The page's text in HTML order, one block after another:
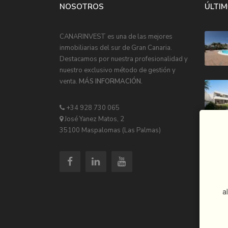
NOSOTROS
CANARINVEST es una de las mejores
inmobiliarias del sur de Gran Canaria.
Destacamos por nuestra profesionalidad y
nuestro exclusivo método de gestión y
venta. MÁS INFORMACIÓN.
+34 928 730 065
José Yanez Matos, 2
35100 Maspalomas (Las Palmas)